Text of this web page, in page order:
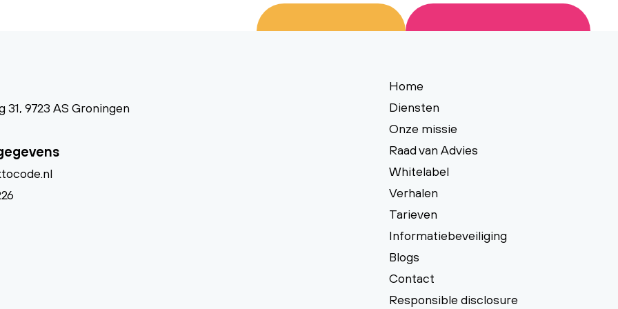
31, 9723 AS Groningen
Home
Diensten
Onze missie
Raad van Advies
Whitelabel
Verhalen
Tarieven
Informatiebeveiliging
Blogs
Contact
Responsible disclosure